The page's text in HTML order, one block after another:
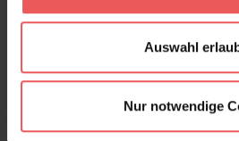
Auswahl
Nur notwendige